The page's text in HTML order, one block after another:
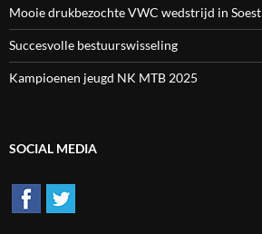
Mooie drukbezochte VWC wedstrijd in Soest
Succesvolle bestuurswisseling
Kampioenen jeugd NK MTB 2025
SOCIAL MEDIA